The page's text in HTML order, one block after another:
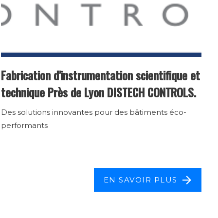
Fabrication d'instrumentation scientifique et
technique Près de Lyon DISTECH CONTROLS.
Des solutions innovantes pour des bâtiments éco-
performants
EN SAVOIR PLUS